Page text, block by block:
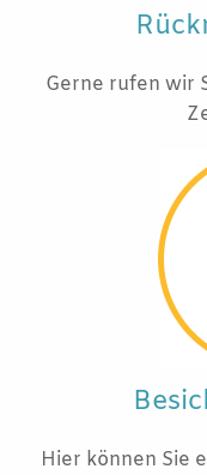
Gerne rufen wir
Hier können Sie